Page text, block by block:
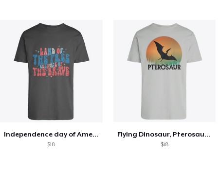
Independence day of America, 4th of July
$18
Flying Dinosaur, Pterosaur silhouette
$18